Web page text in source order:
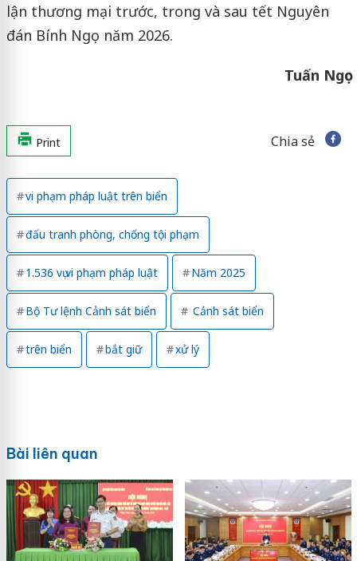
lận thương mại trước, trong và sau tết Nguyên
đán Bính Ngọ năm 2026.
Tuấn Ngọc
Print Chia sẻ
vi phạm pháp luật trên biển
đấu tranh phòng, chống tội phạm
1.536 vụ vi phạm pháp luật Năm 2025
Bộ Tư lệnh Cảnh sát biển Cảnh sát biển
trên biển bắt giữ xử lý
Bài liên quan